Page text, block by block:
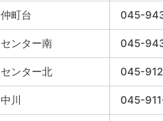
仲町台 045-
センター南 045-
センター北 045-
中川 045-